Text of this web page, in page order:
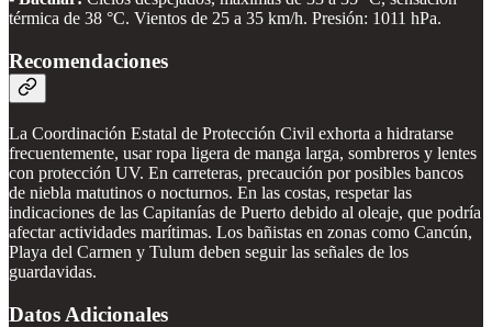
térmica de 38 °C. Vientos de 25 a 35 km/h. Presión: 1011 hPa.
Recomendaciones
La Coordinación Estatal de Protección Civil exhorta a hidratarse
frecuentemente, usar ropa ligera de manga larga, sombreros y lentes
con protección UV. En carreteras, precaución por posibles bancos
de niebla matutinos o nocturnos. En las costas, respetar las
indicaciones de las Capitanías de Puerto debido al oleaje, que podría
afectar actividades marítimas. Los bañistas en zonas como Cancún,
Playa del Carmen y Tulum deben seguir las señales de los
guardavidas.
Datos Adicionales